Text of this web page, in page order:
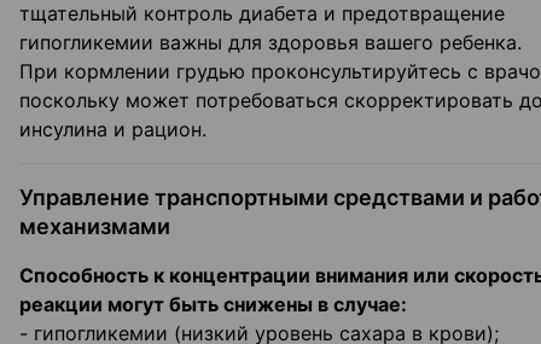
тщательный контроль диабета и предотвращение
гипогликемии важны для здоровья вашего ребенка.
При кормлении грудью проконсультируйтесь с
поскольку может потребоваться скорректировать
инсулина и рацион.
Управление транспортными средствами и
механизмами
Способность к концентрации внимания или
реакции могут быть снижены в случае:
- гипогликемии (низкий уровень сахара в крови);